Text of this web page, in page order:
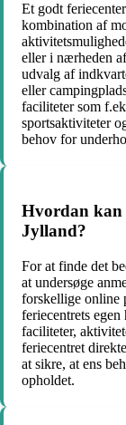
Et godt
kombination af
eller i nærheden
udvalg af
eller
faciliteter som
sportsaktiviteter
behov for
Hvordan kan
Jylland?
For at finde det
at undersøge
forskellige online
feriecentrets
faciliteter,
feriecentret
at sikre, at ens
opholdet.